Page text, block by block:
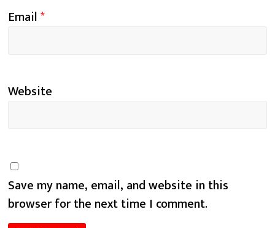
Email*
Website
Save my name, email, and website in this
browser for the next time I comment.